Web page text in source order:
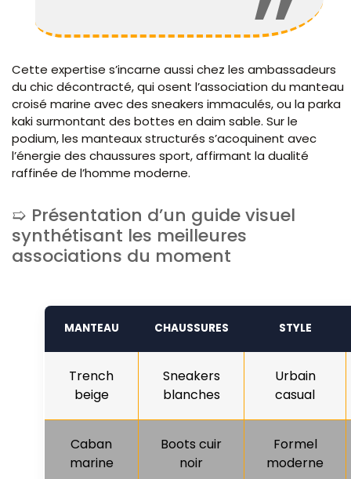
Cette expertise s’incarne aussi chez les ambassadeurs
du chic décontracté, qui osent l’association du manteau
croisé marine avec des sneakers immaculés, ou la parka
kaki surmontant des bottes en daim sable. Sur le
podium, les manteaux structurés s’acoquinent avec
l’énergie des chaussures sport, affirmant la dualité
raffinée de l’homme moderne.
Présentation d’un guide visuel
synthétisant les meilleures
associations du moment
MANTEAU CHAUSSURES STYLE
Trench
beige
Sneakers
blanches
Urbain
casual
Caban
marine
Boots cuir
noir
Formel
moderne